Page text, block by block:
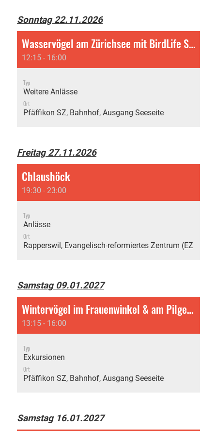
Sonntag 22.11.2026
Wasservögel am Zürichsee mit BirdLife St. Gallen
12:15 - 16:00
Typ
Weitere Anlässe
Ort
Pfäffikon SZ, Bahnhof, Ausgang Seeseite
Freitag 27.11.2026
Chlaushöck
19:30 - 23:00
Typ
Anlässe
Ort
Rapperswil, Evangelisch-reformiertes Zentrum (EZRA)
Samstag 09.01.2027
Wintervögel im Frauenwinkel & am Pilgersteg
13:15 - 16:00
Typ
Exkursionen
Ort
Pfäffikon SZ, Bahnhof, Ausgang Seeseite
Samstag 16.01.2027